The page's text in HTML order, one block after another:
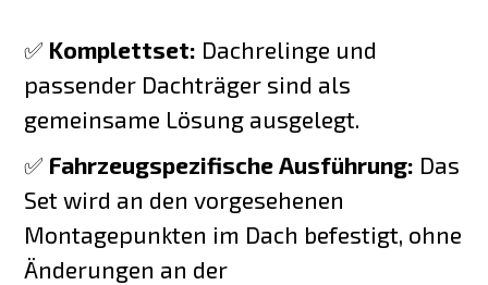
✅ Komplettset: Dachrelinge und
passender Dachträger sind als
gemeinsame Lösung ausgelegt.
✅ Fahrzeugspezifische Ausführung: Das
Set wird an den vorgesehenen
Montagepunkten im Dach befestigt, ohne
Änderungen an der